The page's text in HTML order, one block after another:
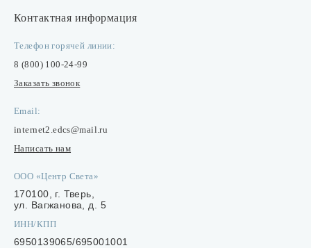
Контактная информация
Телефон горячей линии:
8 (800) 100-24-99
Заказать звонок
Email:
internet2.edcs@mail.ru
Написать нам
ООО «Центр Света»
170100, г. Тверь,
ул. Вагжанова, д. 5
ИНН/КПП
6950139065/695001001